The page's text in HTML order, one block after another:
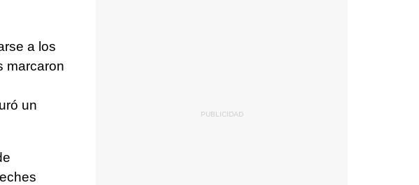
a los
marcaron
un